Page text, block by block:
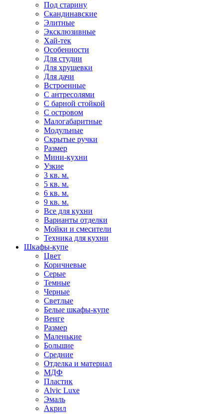
Под старину
Скандинавские
Элитные
Эксклюзивные
Хай-тек
Особенности
Для студии
Для хрущевки
Для дачи
Встроенные
С антресолями
С барной стойкой
С островом
Малогабаритные
Модульные
Скрытые ручки
Размер
Мини-кухни
Узкие
3 кв. м.
5 кв. м.
6 кв. м.
9 кв. м.
Все для кухни
Варианты отделки
Мойки и смесители
Техника для кухни
Шкафы-купе
Цвет
Коричневые
Серые
Темные
Черные
Светлые
Белые шкафы-купе
Венге
Размер
Маленькие
Большие
Средние
Отделка и материал
МДФ
Пластик
Alvic Luxe
Эмаль
Акрил